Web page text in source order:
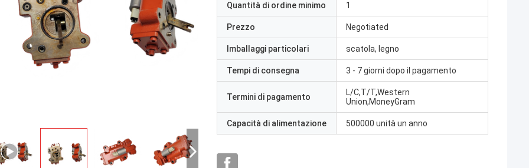
Quantità di ordine minimo 1
Prezzo Negotiated
Imballaggi particolari scatola, legno
Tempi di consegna 3 - 7 giorni dopo il pagamento
Termini di pagamento
L/C,T/T,Western
Union,MoneyGram
Capacità di alimentazione 500000 unità un anno